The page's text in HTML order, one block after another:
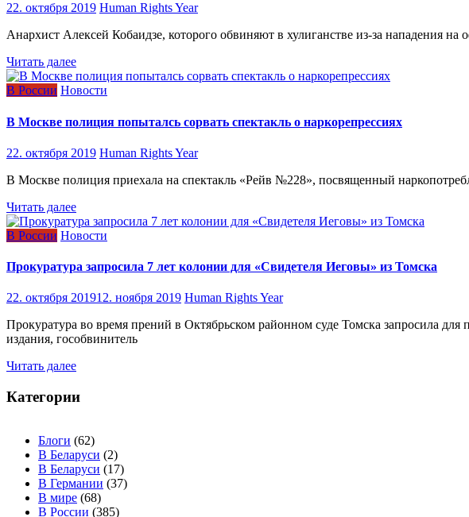
22. октября 2019 Human Rights Year
Анархист Алексей Кобаидзе, которого обвиняют в хулиганстве из-за нападения
Читать далее
В России Новости
В Москве полиция попыталсь сорвать спектакль о наркорепрессиях
22. октября 2019 Human Rights Year
В Москве полиция приехала на спектакль «Рейв №228», посвященный
Читать далее
В России Новости
Прокуратура запросила 7 лет колонии для «Свидетеля Иеговы» из Томска
22. октября 201912. ноября 2019 Human Rights Year
Прокуратура во время прений в Октябрьском районном суде Томска запросила
издания, гособвинитель
Читать далее
Категории
Блоги (62)
В Беларуси (2)
В Беларуси (17)
В Германии (37)
В мире (68)
В России (385)